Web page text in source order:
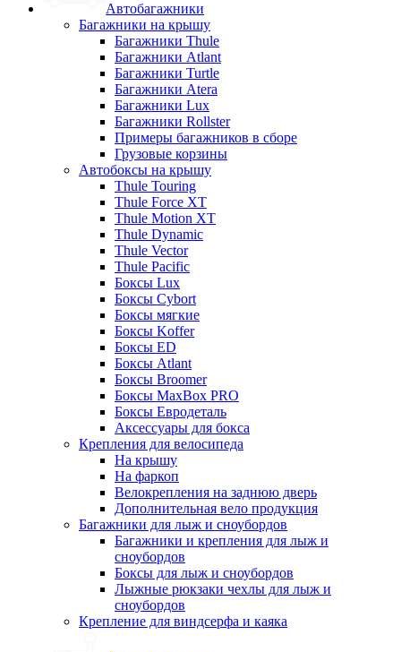
Автобагажники
Багажники на крышу
Багажники Thule
Багажники Atlant
Багажники Turtle
Багажники Atera
Багажники Lux
Багажники Rollster
Примеры багажников в сборе
Грузовые корзины
Автобоксы на крышу
Thule Touring
Thule Force XT
Thule Motion XT
Thule Dynamic
Thule Vector
Thule Pacific
Боксы Lux
Боксы Cybort
Боксы мягкие
Боксы Koffer
Боксы ED
Боксы Atlant
Боксы Broomer
Боксы MaxBox PRO
Боксы Евродеталь
Аксессуары для бокса
Крепления для велосипеда
На крышу
На фаркоп
Велокрепления на заднюю дверь
Дополнительная вело продукция
Багажники для лыж и сноубордов
Багажники и крепления для лыж и
сноубордов
Боксы для лыж и сноубордов
Лыжные рюкзаки чехлы для лыж и
сноубордов
Крепление для виндсерфа и каяка